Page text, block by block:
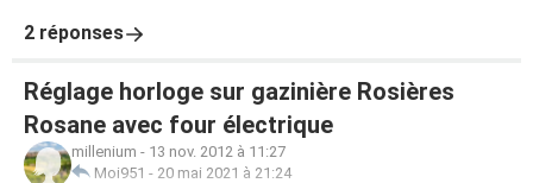
2 réponses
Réglage horloge sur gazinière Rosières
Rosane avec four électrique
millenium - 13 nov. 2012 à 11:27
Moi951 - 20 mai 2021 à 21:24